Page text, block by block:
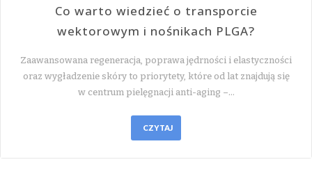
Co warto wiedzieć o transporcie
wektorowym i nośnikach PLGA?
Zaawansowana regeneracja, poprawa jędrności i elastyczności
oraz wygładzenie skóry to priorytety, które od lat znajdują się
w centrum pielęgnacji anti-aging –…
CZYTAJ